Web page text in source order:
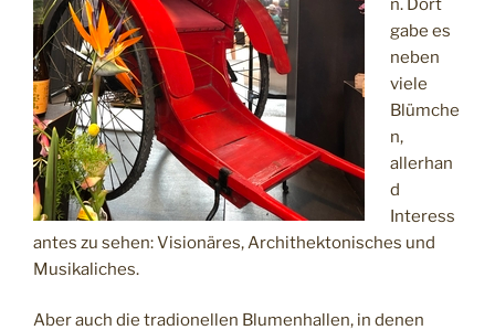
n. Dort
gabe es
neben
viele
Blümche
n,
allerhan
d
Interess
antes zu sehen: Visionäres, Archithektonisches und
Musikaliches.
Aber auch die tradionellen Blumenhallen, in denen